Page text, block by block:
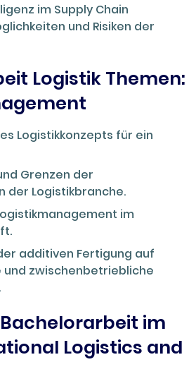
im Supply Chain
und Risiken der
Logistik Themen:
Logistikkonzepts für ein
Grenzen der
der Logistikbranche.
im
additiven Fertigung auf
zwischenbetriebliche
im
Logistics and